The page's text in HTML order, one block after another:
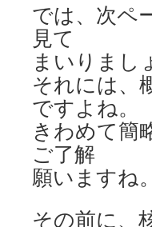
では、次ペ
見て
まいりまし
それには、
ですよね。
きわめて簡
ご了解
願いますね。
その前に、